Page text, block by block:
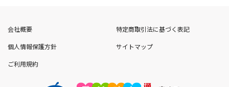
その他のビジネス商品
ディスプレイ
会社概要
特定商取引法に基づく表記
個人情報保護方針
サイトマップ
ご利用規約